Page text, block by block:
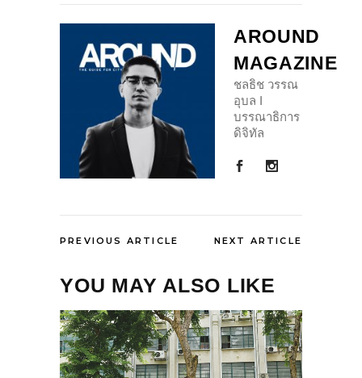
AROUND
MAGAZINE
ชลธิช วรรณ
อุบล I
บรรณาธิการ
ดิจิทัล
PREVIOUS ARTICLE NEXT ARTICLE
YOU MAY ALSO LIKE